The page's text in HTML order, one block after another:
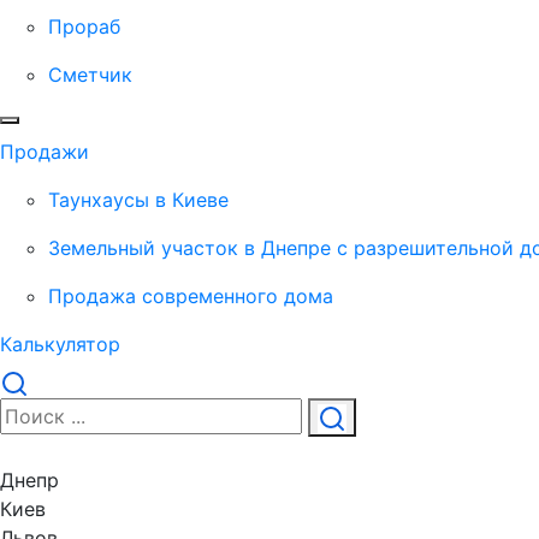
Прораб
Сметчик
Продажи
Таунхаусы в Киеве
Земельный участок в Днепре с разрешительной
Продажа современного дома
Калькулятор
Днепр
Киев